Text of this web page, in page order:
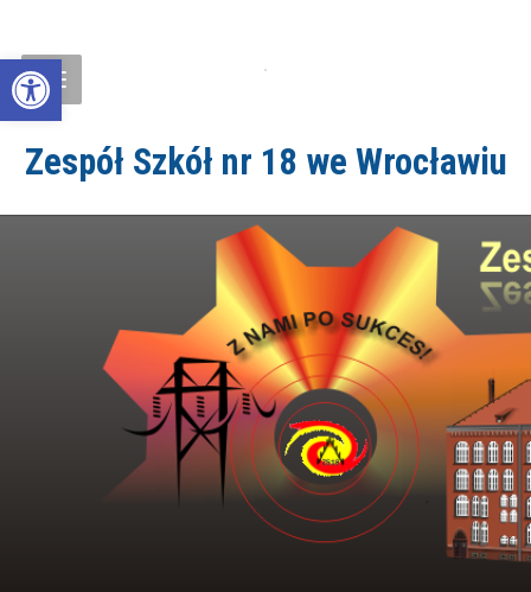
Open toolbar
Zespół Szkół nr 18 we Wrocławiu